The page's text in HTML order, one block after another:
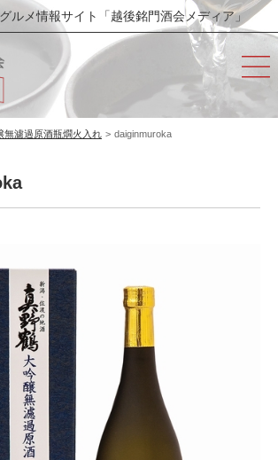
ルメ情報サイト「越後銘門酒会メディア」
無濾過原酒瓶燗火入れ > daiginmuroka